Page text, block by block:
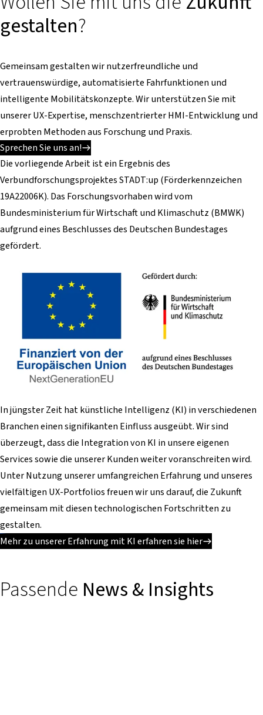
gestalten?
Gemeinsam gestalten wir nutzerfreundliche und
vertrauenswürdige, automatisierte Fahrfunktionen und
intelligente Mobilitätskonzepte. Wir unterstützen Sie mit
unserer UX-Expertise, menschzentrierter HMI-Entwicklung und
erprobten Methoden aus Forschung und Praxis.
Sprechen Sie uns an!
Die vorliegende Arbeit ist ein Ergebnis des
Verbundforschungsprojektes STADT:up (Förderkennzeichen
19A22006K). Das Forschungsvorhaben wird vom
Bundesministerium für Wirtschaft und Klimaschutz (BMWK)
aufgrund eines Beschlusses des Deutschen Bundestages
gefördert.
In jüngster Zeit hat künstliche Intelligenz (KI) in verschiedenen
Branchen einen signifikanten Einfluss ausgeübt. Wir sind
überzeugt, dass die Integration von KI in unsere eigenen
Services sowie die unserer Kunden weiter voranschreiten wird.
Unter Nutzung unserer umfangreichen Erfahrung und unseres
vielfältigen UX-Portfolios freuen wir uns darauf, die Zukunft
gemeinsam mit diesen technologischen Fortschritten zu
gestalten.
Mehr zu unserer Erfahrung mit KI erfahren sie hier
Passende News & Insights